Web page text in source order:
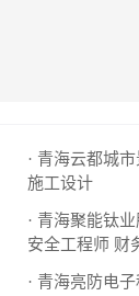
· 青海云都城
施工设计
· 青海聚能钛
安全工程师 财
· 青海亮防电